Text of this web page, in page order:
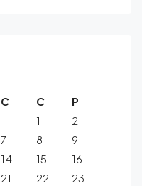
C C
P
1
2
7 8
9
14 15
16
21 22
23